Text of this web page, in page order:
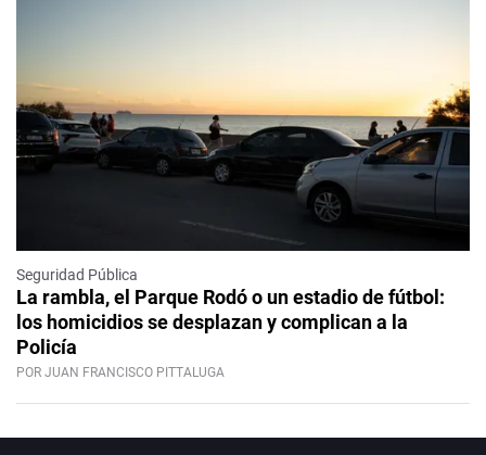
Seguridad Pública
La rambla, el Parque Rodó o un estadio de fútbol:
los homicidios se desplazan y complican a la
Policía
POR JUAN FRANCISCO PITTALUGA